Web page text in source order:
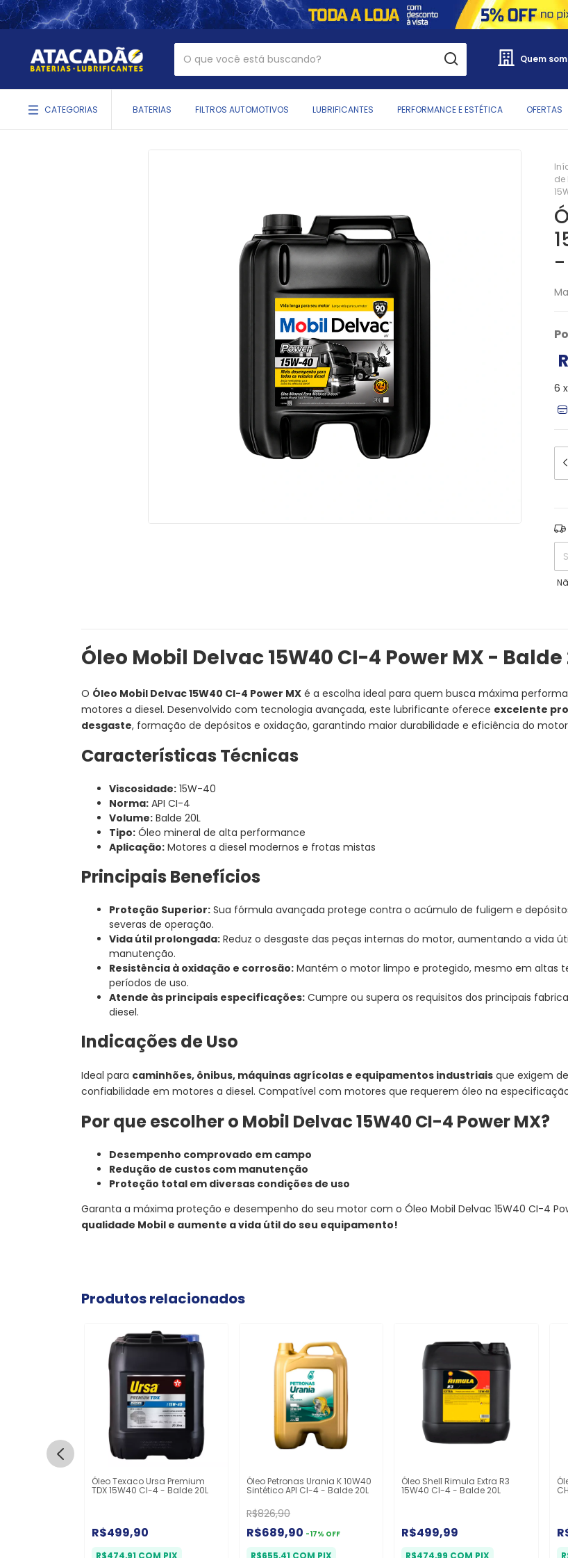
Quem
CATEGORIAS BATERIAS FILTROS AUTOMOTIVOS LUBRIFICANTES PERFORMANCE E ESTÉTICA OFERTAS
de
-
6 x
Óleo Mobil Delvac 15W40 CI-4 Power MX - Balde
O Óleo Mobil Delvac 15W40 CI-4 Power MX é a escolha ideal para quem busca máxima
motores a diesel. Desenvolvido com tecnologia avançada, este lubrificante oferece excelente
desgaste, formação de depósitos e oxidação, garantindo maior durabilidade e eficiência do
Características Técnicas
Viscosidade: 15W-40
Norma: API CI-4
Volume: Balde 20L
Tipo: Óleo mineral de alta performance
Aplicação: Motores a diesel modernos e frotas mistas
Principais Benefícios
Proteção Superior: Sua fórmula avançada protege contra o acúmulo de fuligem e
severas de operação.
Vida útil prolongada: Reduz o desgaste das peças internas do motor, aumentando a vida
manutenção.
Resistência à oxidação e corrosão: Mantém o motor limpo e protegido, mesmo em altas
períodos de uso.
Atende às principais especificações: Cumpre ou supera os requisitos dos principais
diesel.
Indicações de Uso
Ideal para caminhões, ônibus, máquinas agrícolas e equipamentos industriais que exigem
confiabilidade em motores a diesel. Compatível com motores que requerem óleo na
Por que escolher o Mobil Delvac 15W40 CI-4 Power MX?
Desempenho comprovado em campo
Redução de custos com manutenção
Proteção total em diversas condições de uso
Garanta a máxima proteção e desempenho do seu motor com o Óleo Mobil Delvac 15W40 CI-4
qualidade Mobil e aumente a vida útil do seu equipamento!
Produtos relacionados
Óleo Texaco Ursa Premium
TDX 15W40 CI-4 - Balde 20L
R$499,90
R$474,91 COM PIX
Óleo Petronas Urania K 10W40
Sintético API CI-4 - Balde 20L
R$826,90
R$689,90 -17% OFF
R$655,41 COM PIX
Óleo Shell Rimula Extra R3
15W40 CI-4 - Balde 20L
R$499,99
R$474,99 COM PIX